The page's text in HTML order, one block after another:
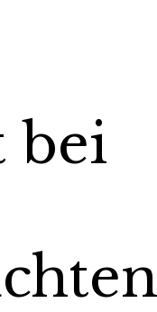
bei